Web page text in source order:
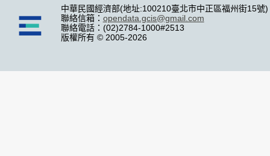
中華民國經濟部(地址:100210臺北市中正區福州街15號)
聯絡信箱： opendata.gcis@gmail.com
聯絡電話：(02)2784-1000#2513
版權所有 © 2005-2026